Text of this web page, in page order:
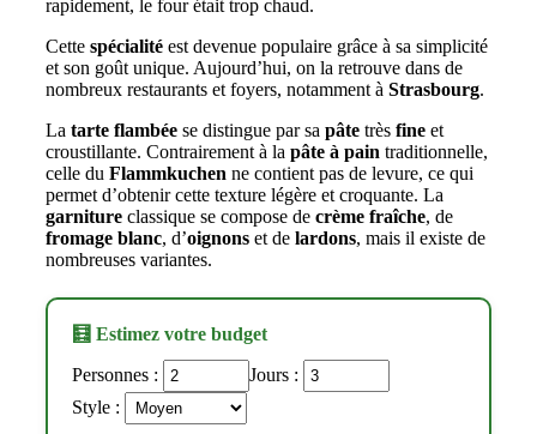
rapidement, le four était trop chaud.
Cette spécialité est devenue populaire grâce à sa simplicité
et son goût unique. Aujourd’hui, on la retrouve dans de
nombreux restaurants et foyers, notamment à Strasbourg.
La tarte flambée se distingue par sa pâte très fine et
croustillante. Contrairement à la pâte à pain traditionnelle,
celle du Flammkuchen ne contient pas de levure, ce qui
permet d’obtenir cette texture légère et croquante. La
garniture classique se compose de crème fraîche, de
fromage blanc, d’oignons et de lardons, mais il existe de
nombreuses variantes.
🧮 Estimez votre budget
Personnes :
Jours :
Style :